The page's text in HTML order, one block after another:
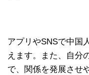
アプリやSNSで中国
えます。また、自分
で、関係を発展させ